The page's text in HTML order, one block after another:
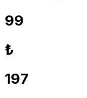
99
₺
197